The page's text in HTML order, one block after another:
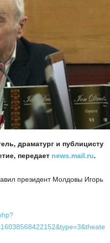
драматург и публицисту
передает news.mail.ru.
президент Молдовы Игорь